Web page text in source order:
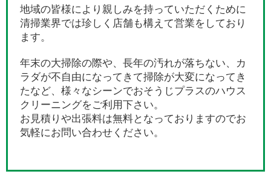
地域の皆様により親しみを持っていただくために
清掃業界では珍しく店舗も構えて営業をしており
ます。
年末の大掃除の際や、長年の汚れが落ちない、カ
ラダが不自由になってきて掃除が大変になってき
たなど、様々なシーンでおそうじプラスのハウス
クリーニングをご利用下さい。
お見積りや出張料は無料となっておりますのでお
気軽にお問い合わせください。